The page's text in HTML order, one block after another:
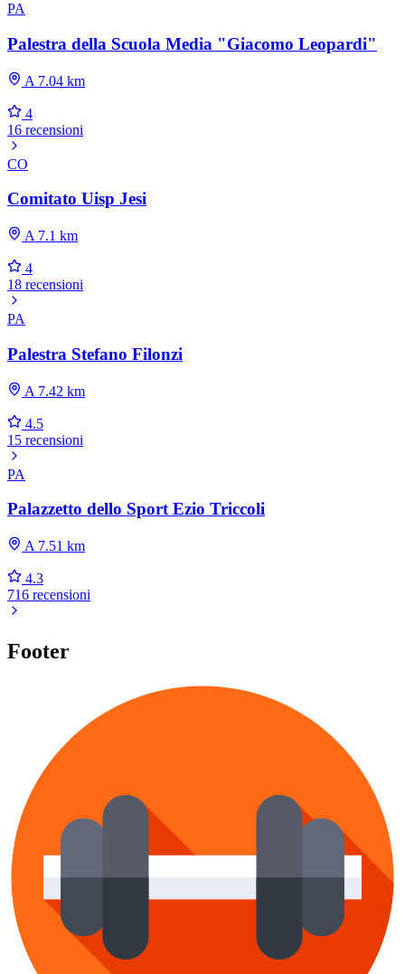
PA
Palestra della Scuola Media "Giacomo Leopardi"
A 7.04 km
4
16 recensioni
CO
Comitato Uisp Jesi
A 7.1 km
4
18 recensioni
PA
Palestra Stefano Filonzi
A 7.42 km
4.5
15 recensioni
PA
Palazzetto dello Sport Ezio Triccoli
A 7.51 km
4.3
716 recensioni
Footer